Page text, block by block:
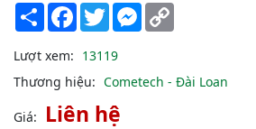
Share Facebook
TwitterMessenger
Lượt xem: 13119
Thương hiệu: Cometech - Đài Loan
Giá: Liên hệ